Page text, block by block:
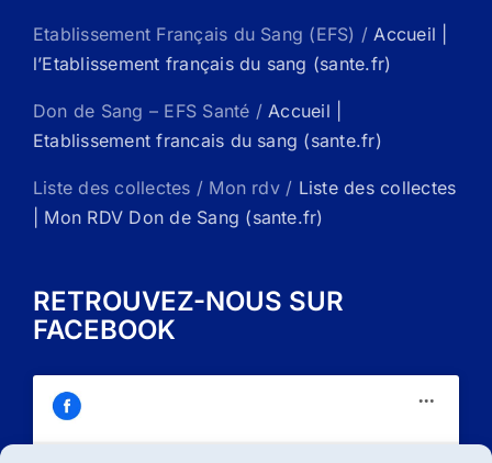
Etablissement Français du Sang (EFS) /Accueil |
l’Etablissement français du sang (sante.fr)
Don de Sang – EFS Santé /Accueil |
Etablissement francais du sang (sante.fr)
Liste des collectes / Mon rdv / Liste des collectes
| Mon RDV Don de Sang (sante.fr)
RETROUVEZ-NOUS SUR
FACEBOOK